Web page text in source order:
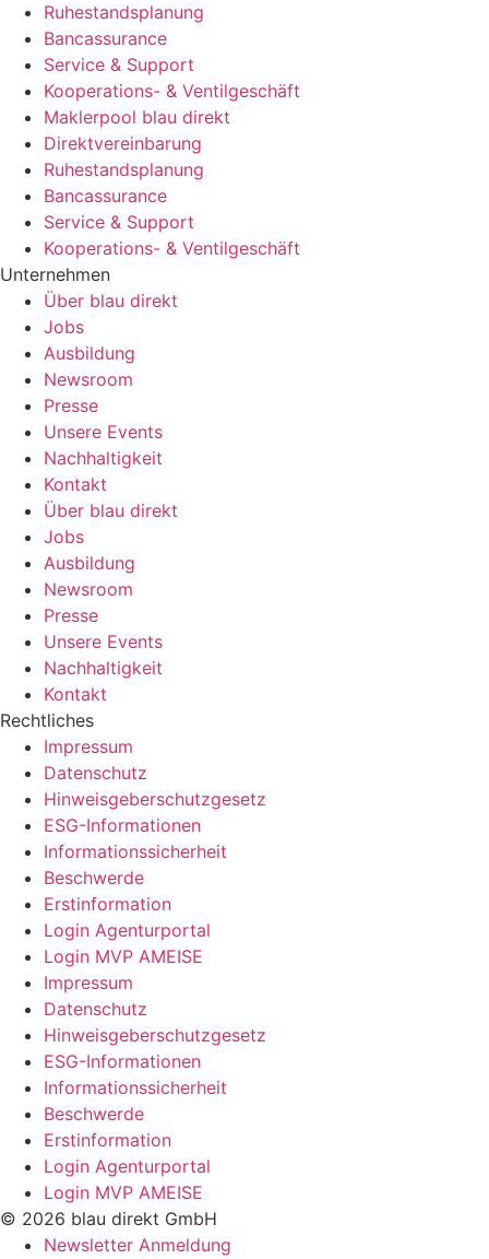
Ruhestandsplanung
Bancassurance
Service & Support
Kooperations- & Ventilgeschäft
Maklerpool blau direkt
Direktvereinbarung
Ruhestandsplanung
Bancassurance
Service & Support
Kooperations- & Ventilgeschäft
Unternehmen
Über blau direkt
Jobs
Ausbildung
Newsroom
Presse
Unsere Events
Nachhaltigkeit
Kontakt
Über blau direkt
Jobs
Ausbildung
Newsroom
Presse
Unsere Events
Nachhaltigkeit
Kontakt
Rechtliches
Impressum
Datenschutz
Hinweisgeberschutzgesetz
ESG-Informationen
Informationssicherheit
Beschwerde
Erstinformation
Login Agenturportal
Login MVP AMEISE
Impressum
Datenschutz
Hinweisgeberschutzgesetz
ESG-Informationen
Informationssicherheit
Beschwerde
Erstinformation
Login Agenturportal
Login MVP AMEISE
© 2026 blau direkt GmbH
Newsletter Anmeldung